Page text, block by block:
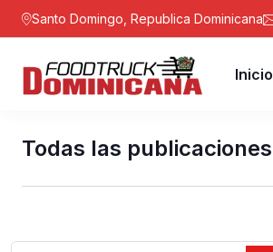
Santo Domingo, Republica Dominicana
Inicio
Todas las publicaciones